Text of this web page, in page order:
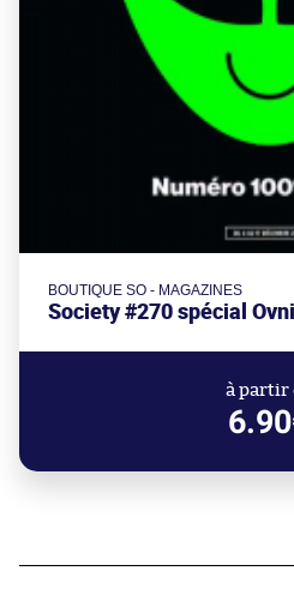
BOUTIQUE SO - MAGAZINES
Society #270 spécial
à partir